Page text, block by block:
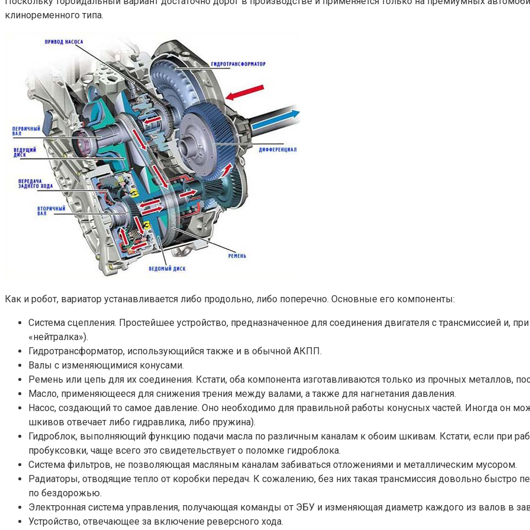
клиноременного типа.
Как и робот, вариатор устанавливается либо продольно, либо поперечно. Основные его компоненты:
Система сцепления. Простейшее устройство, предназначенное для соединения двигателя с трансмиссией и,
«нейтралка»).
Гидротрансформатор, использующийся также и в обычной АКПП.
Валы с изменяющимися конусами.
Ремень или цепь для их соединения. Кстати, оба компонента изготавливаются только из прочных металлов,
Масло, применяющееся для снижения трения между валами, а также для нагнетания давления.
Насос, создающий то самое давление. Оно необходимо для правильной работы конусных частей. Иногда он
шкивов отвечает либо гидравлика, либо пружина).
Гидроблок, выполняющий функцию подачи масла по различным каналам к обоим шкивам. Кстати, если при
пробуксовки, чаще всего это свидетельствует о поломке гидроблока.
Система фильтров, не позволяющая масляным каналам забиваться отложениями и металлическим мусором.
Радиаторы, отводящие тепло от коробки передач. К сожалению, без них такая трансмиссия довольно быстро
по бездорожью.
Электронная система управления, получающая команды от ЭБУ и изменяющая диаметр каждого из валов в
Устройство, отвечающее за включение реверсного хода.